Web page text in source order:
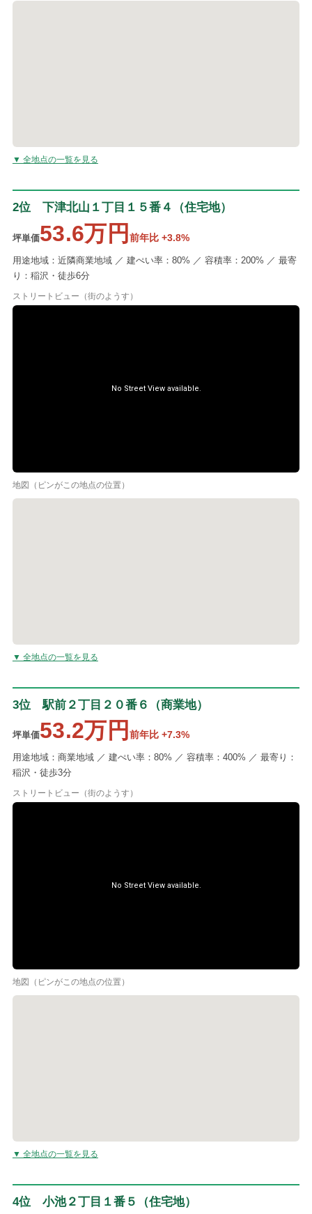
▼ 全地点の一覧を見る
2位 下津北山１丁目１５番４（住宅地）
坪単価53.6万円 前年比 +3.8%
用途地域：近隣商業地域 ／ 建ぺい率：80% ／ 容積率：200% ／ 最寄
り：稲沢・徒歩6分
ストリートビュー（街のようす）
地図（ピンがこの地点の位置）
▼ 全地点の一覧を見る
3位 駅前２丁目２０番６（商業地）
坪単価53.2万円 前年比 +7.3%
用途地域：商業地域 ／ 建ぺい率：80% ／ 容積率：400% ／ 最寄り：
稲沢・徒歩3分
ストリートビュー（街のようす）
地図（ピンがこの地点の位置）
▼ 全地点の一覧を見る
4位 小池２丁目１番５（住宅地）